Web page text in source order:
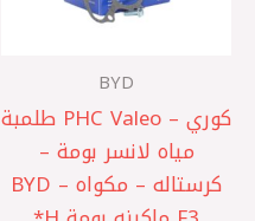
BYD
كوري – PHC Valeo طلمبة
مياه لانسر بومة –
كرستاله – مكواه – BYD